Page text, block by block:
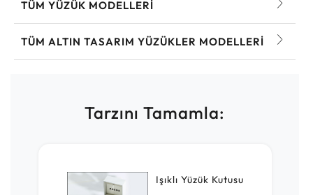
TÜM YÜZÜK MODELLERI
TÜM ALTIN TASARIM YÜZÜKLER MODELLERI
Tarzını Tamamla:
Işıklı Yüzük Kutusu